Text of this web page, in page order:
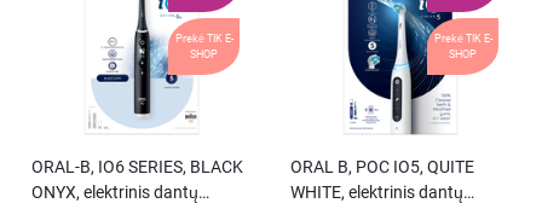
Prekė TIK E-
SHOP
ORAL-B, IO6 SERIES, BLACK
ONYX, elektrinis dantų
Prekė TIK E-
SHOP
ORAL B, POC IO5, QUITE
WHITE, elektrinis dantų